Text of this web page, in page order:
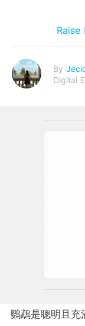
Raise
By
Digital
鸚鵡是聰明且充